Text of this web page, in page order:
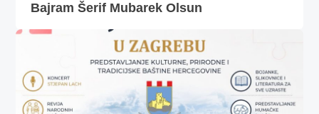
Bajram Šerif Mubarek Olsun